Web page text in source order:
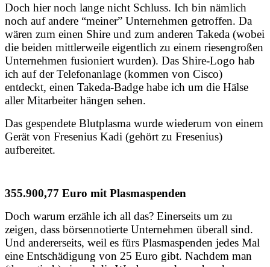
Doch hier noch lange nicht Schluss. Ich bin nämlich
noch auf andere “meiner” Unternehmen getroffen. Da
wären zum einen Shire und zum anderen Takeda (wobei
die beiden mittlerweile eigentlich zu einem riesengroßen
Unternehmen fusioniert wurden). Das Shire-Logo hab
ich auf der Telefonanlage (kommen von Cisco)
entdeckt, einen Takeda-Badge habe ich um die Hälse
aller Mitarbeiter hängen sehen.
Das gespendete Blutplasma wurde wiederum von einem
Gerät von Fresenius Kadi (gehört zu Fresenius)
aufbereitet.
355.900,77 Euro mit Plasmaspenden
Doch warum erzähle ich all das? Einerseits um zu
zeigen, dass börsennotierte Unternehmen überall sind.
Und andererseits, weil es fürs Plasmaspenden jedes Mal
eine Entschädigung von 25 Euro gibt. Nachdem man